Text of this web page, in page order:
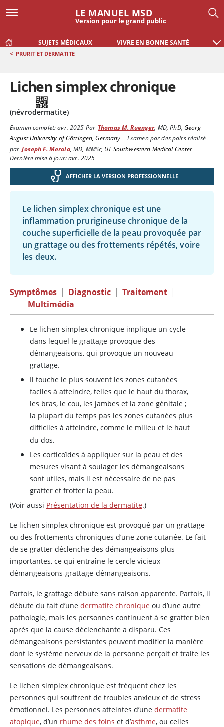
LE MANUEL MSD
Version pour le grand public
SUJETS MÉDICAUX VIVRE EN BONNE SANTÉ
< PRURIT ET DERMATITE
Lichen simplex chronique
(névrodermatite)
Examen complet:avr. 2025 Par Thomas M. Ruenger, MD, PhD,Georg-
August University of Göttingen, Germany | Examen par des pairs réalisé
par Joseph F. Merola, MD, MMSc, UT Southwestern Medical Center
Dernière mise à jour: avr. 2025
AFFICHER LA VERSION PROFESSIONNELLE
Le lichen simplex chronique est une
inflammation prurigineuse chronique de la
couche superficielle de la peau provoquée par
un grattage ou des frottements répétés, voire
les deux.
Symptômes | Diagnostic | Traitement |
Multimédia
Le lichen simplex chronique implique un cycle
dans lequel le grattage provoque des
démangeaisons, qui provoque un nouveau
grattage.
Il touche le plus souvent les zones cutanées
faciles à atteindre, telles que le haut du thorax,
les bras, le cou, les jambes et la zone génitale ;
la plupart du temps pas les zones cutanées plus
difficiles à atteindre, comme le milieu et le haut
du dos.
Les corticoïdes à appliquer sur la peau et des
mesures visant à soulager les démangeaisons
sont utiles, mais il est nécessaire de ne pas
gratter et frotter la peau.
(Voir aussi Présentation de la dermatite.)
Le lichen simplex chronique est provoqué par un grattage
ou des frottements chroniques d’une zone cutanée. Le fait
de se gratter déclenche des démangeaisons plus
importantes, ce qui entraîne le cercle vicieux
démangeaisons-grattage-démangeaisons.
Parfois, le grattage débute sans raison apparente. Parfois, il
débute du fait d’une dermatite chronique ou d’une autre
pathologie, mais les personnes continuent à se gratter bien
après que la cause déclenchante a disparu. Ces
démangeaisons persistantes peuvent modifier la manière
dont le système nerveux de la personne perçoit et traite les
sensations de démangeaisons.
Le lichen simplex chronique est fréquent chez les
personnes qui souffrent de troubles anxieux et de stress
émotionnel. Les personnes atteintes d’une dermatite
atopique, d’un rhume des foins et d’asthme, ou celles